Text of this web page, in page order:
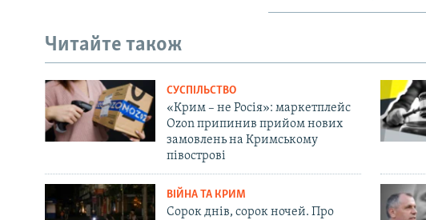
Читайте також
СУСПІЛЬСТВО
«Крим – не Росія»: маркетплейс
Ozon припинив прийом нових
замовлень на Кримському
півострові
ВІЙНА ТА КРИМ
Сорок днів, сорок ночей. Про